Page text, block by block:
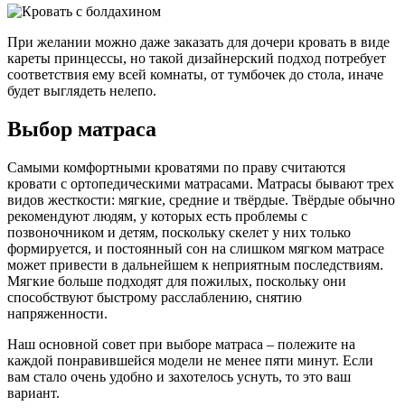
При желании можно даже заказать для дочери кровать в виде
кареты принцессы, но такой дизайнерский подход потребует
соответствия ему всей комнаты, от тумбочек до стола, иначе
будет выглядеть нелепо.
Выбор матраса
Самыми комфортными кроватями по праву считаются
кровати с ортопедическими матрасами. Матрасы бывают трех
видов жесткости: мягкие, средние и твёрдые. Твёрдые обычно
рекомендуют людям, у которых есть проблемы с
позвоночником и детям, поскольку скелет у них только
формируется, и постоянный сон на слишком мягком матрасе
может привести в дальнейшем к неприятным последствиям.
Мягкие больше подходят для пожилых, поскольку они
способствуют быстрому расслаблению, снятию
напряженности.
Наш основной совет при выборе матраса – полежите на
каждой понравившейся модели не менее пяти минут. Если
вам стало очень удобно и захотелось уснуть, то это ваш
вариант.